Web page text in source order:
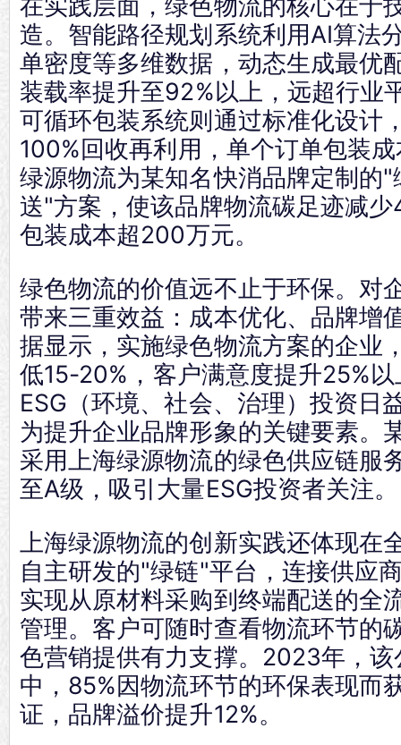
造。智能路径规划系统利用AI算法
单密度等多维数据，动态生成最优
装载率提升至92%以上，远超行业
可循环包装系统则通过标准化设计
100%回收再利用，单个订单包装
绿源物流为某知名快消品牌定制的
送"方案，使该品牌物流碳足迹减
包装成本超200万元。
绿色物流的价值远不止于环保。对
带来三重效益：成本优化、品牌增
据显示，实施绿色物流方案的企业
低15-20%，客户满意度提升25%
ESG（环境、社会、治理）投资日
为提升企业品牌形象的关键要素。
采用上海绿源物流的绿色供应链服
至A级，吸引大量ESG投资者关注。
上海绿源物流的创新实践还体现在
自主研发的"绿链"平台，连接供应
实现从原材料采购到终端配送的全
管理。客户可随时查看物流环节的
色营销提供有力支撑。2023年，
中，85%因物流环节的环保表现而
证，品牌溢价提升12%。